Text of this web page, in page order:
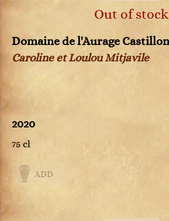
Out of stock
Domaine de l'Aurage
Caroline et Loulou Mitjavile
2020
75 cl
ADD